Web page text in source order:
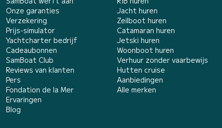
Onze garanties
Verzekering
Prijs-simulator
Yachtcharter bedrijf
Cadeaubonnen
SamBoat Club
Reviews van klanten
Pers
Fondation de la Mer
Ervaringen
Blog
Jacht huren
Zeilboot huren
Catamaran huren
Jetski huren
Woonboot huren
Verhuur zonder vaarbewijs
Hutten cruise
Aanbiedingen
Alle merken